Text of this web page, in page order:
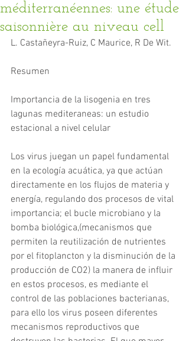
méditerranéennes: une étude
saisonnière au niveau cell
L. Castañeyra-Ruiz, C Maurice, R De Wit.
Resumen
Importancia de la lisogenia en tres
lagunas mediteraneas: un estudio
estacional a nivel celular
Los virus juegan un papel fundamental
en la ecología acuática, ya que actúan
directamente en los flujos de materia y
energía, regulando dos procesos de vital
importancia; el bucle microbiano y la
bomba biológica,(mecanismos que
permiten la reutilización de nutrientes
por el fitoplancton y la disminución de la
producción de CO2) la manera de influir
en estos procesos, es mediante el
control de las poblaciones bacterianas,
para ello los virus poseen diferentes
mecanismos reproductivos que